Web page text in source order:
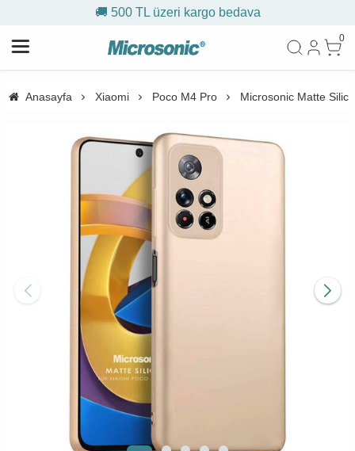
🚚 500 TL üzeri kargo bedava
0
Anasayfa Xiaomi Poco M4 Pro Microsonic Matte